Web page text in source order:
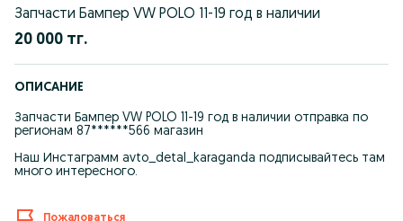
Запчасти Бампер VW POLO 11-19 год в наличии
20 000 тг.
ОПИСАНИЕ
Запчасти Бампер VW POLO 11-19 год в наличии отправка по
регионам 87******566 магазин
Наш Инстаграмм avto_detal_karaganda подписывайтесь там
много интересного.
Пожаловаться